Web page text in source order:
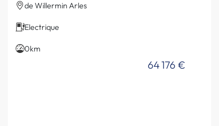
de Willermin Arles
Electrique
0km
64 176 €